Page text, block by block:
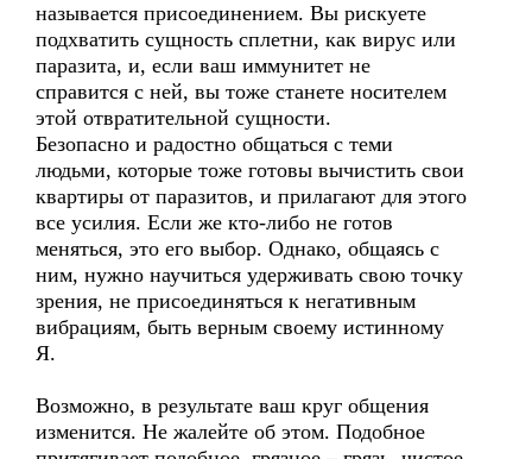
называется присоединением. Вы рискуете
подхватить сущность сплетни, как вирус или
паразита, и, если ваш иммунитет не
справится с ней, вы тоже станете носителем
этой отвратительной сущности.
Безопасно и радостно общаться с теми
людьми, которые тоже готовы вычистить свои
квартиры от паразитов, и прилагают для этого
все усилия. Если же кто-либо не готов
меняться, это его выбор. Однако, общаясь с
ним, нужно научиться удерживать свою точку
зрения, не присоединяться к негативным
вибрациям, быть верным своему истинному
Я.
Возможно, в результате ваш круг общения
изменится. Не жалейте об этом. Подобное